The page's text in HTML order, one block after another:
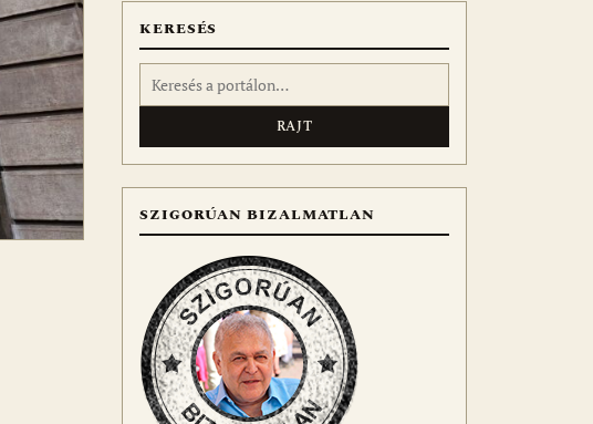
KERESÉS
Keresés:
SZIGORÚAN BIZALMATLAN